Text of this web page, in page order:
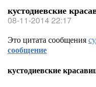
кустодиевские
08-11-2014 22:17
Это цитата сообщения
сообщение
кустодиевские